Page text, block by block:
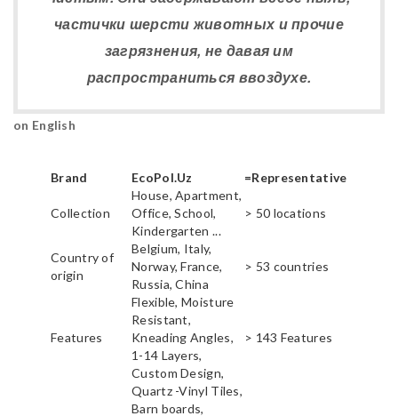
частички шерсти животных и прочие
загрязнения, не давая им
распространиться ввоздухе.
on English
Brand EcoPol.Uz =Representative
Collection
House, Apartment,
Office, School,
Kindergarten ...
> 50 locations
Country of
origin
Belgium, Italy,
Norway, France,
Russia, China
> 53 countries
Features
Flexible, Moisture
Resistant,
Kneading Angles,
1-14 Layers,
Custom Design,
> 143 Features
Quartz -Vinyl Tiles,
Barn boards,